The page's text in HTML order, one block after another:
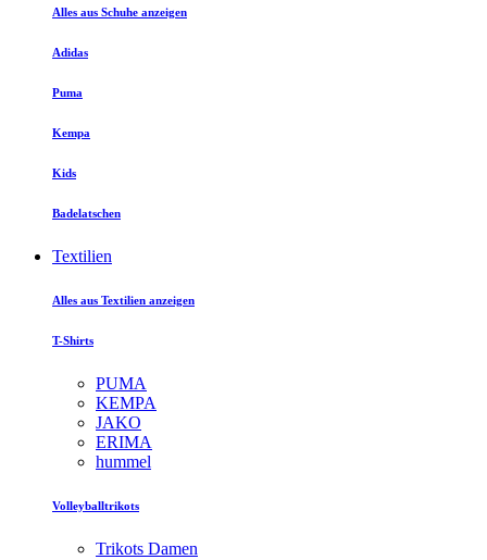
Alles aus Schuhe anzeigen
Adidas
Puma
Kempa
Kids
Badelatschen
Textilien
Alles aus Textilien anzeigen
T-Shirts
PUMA
KEMPA
JAKO
ERIMA
hummel
Volleyballtrikots
Trikots Damen